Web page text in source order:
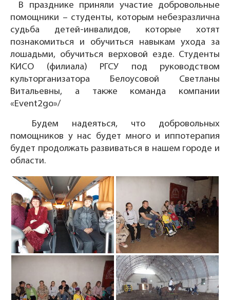
В празднике приняли участие добровольные
помощники – студенты, которым небезразлична
судьба детей-инвалидов, которые хотят
познакомиться и обучиться навыкам ухода за
лошадьми, обучиться верховой езде. Студенты
КИСО (филиала) РГСУ под руководством
культорганизатора Белоусовой Светланы
Витальевны, а также команда компании
«Event2go»/
Будем надеяться, что добровольных
помощников у нас будет много и иппотерапия
будет продолжать развиваться в нашем городе и
области.